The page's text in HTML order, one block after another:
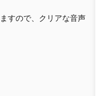
すので、クリアな音声